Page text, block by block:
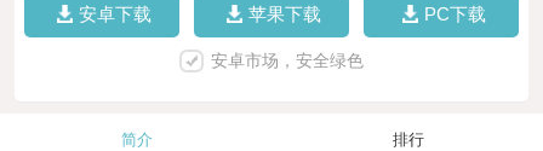
安卓下载 苹果下载 PC下载
安卓市场，安全绿色
简介 排行